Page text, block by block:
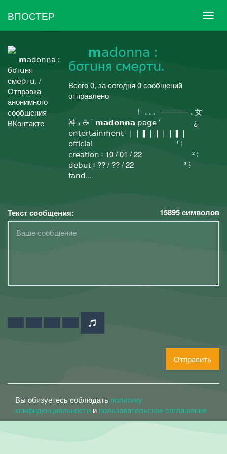
ВПОСТЕР
⠀⠀𝗺𝖺𝖽𝗈𝗇𝗇𝖺 :
бσг𝗎ня см𝖾ρт𝗎.
Всего 0, за сегодня 0 сообщений
отправлено
⠀⠀⠀⠀⠀⠀⠀⠀⠀⠀ ⠀⠀!⠀. . .⠀───── . 女
神 ˖ ☕ ࣪ 𝗺𝗮𝗱𝗼𝗻𝗻𝗮 𝗉𝖺𝗀𝖾 ’⠀⠀⠀⠀⠀⠀¿
𝖾𝗇𝗍𝖾𝗋𝗍𝖺𝗂𝗇𝗆𝖾𝗇𝗍 ❘❘❚❘❙❘❘❚❘
𝗈𝖿𝖿𝗂𝖼𝗂𝖺𝗅⠀⠀⠀⠀⠀⠀⠀⠀⠀⠀⠀⠀⠀⠀⠀¹ ⁞︎
𝖼𝗋𝖾𝖺𝗍𝗂𝗈𝗇 ⦂ 10 / 01 / 22⠀⠀⠀⠀⠀⠀⠀⠀⠀² ⁞︎
𝖽𝖾𝖻𝗎𝗍 ⦂ ?? / ?? / 22⠀⠀⠀⠀⠀⠀⠀⠀⠀³ ⁞︎
𝖿𝖺𝗇𝖽...
Текст сообщения: 15895символов
Отправить
Вы обязуетесь соблюдать политику
конфиденциальности и пользовательское соглашение